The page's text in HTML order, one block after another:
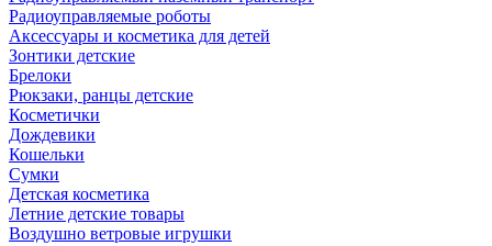
Радиоуправляемые роботы
Аксессуары и косметика для детей
Зонтики детские
Брелоки
Рюкзаки, ранцы детские
Косметички
Дождевики
Кошельки
Сумки
Детская косметика
Летние детские товары
Воздушно ветровые игрушки